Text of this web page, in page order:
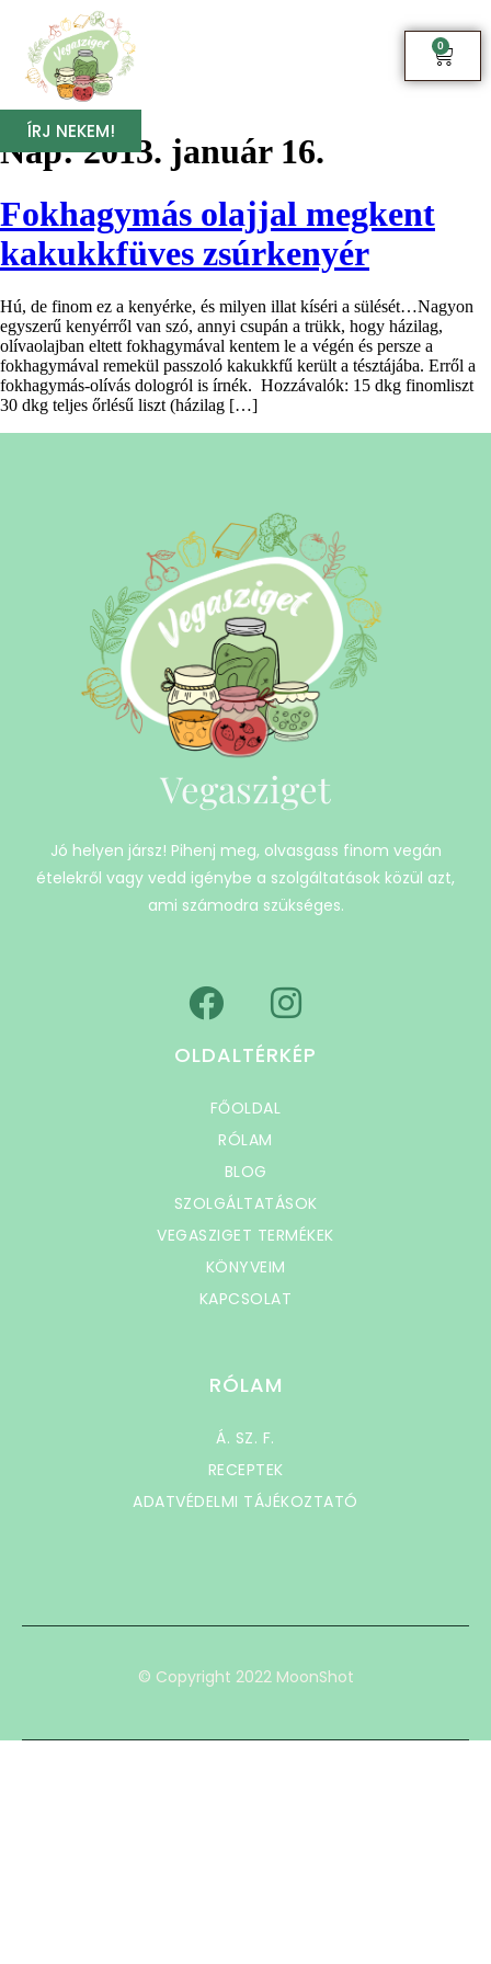
0
ÍRJ NEKEM!
Nap:2013. január 16.
Fokhagymás olajjal megkent
kakukkfüves zsúrkenyér
Hú, de finom ez a kenyérke, és milyen illat kíséri a sülését…Nagyon
egyszerű kenyérről van szó, annyi csupán a trükk, hogy házilag,
olívaolajban eltett fokhagymával kentem le a végén és persze a
fokhagymával remekül passzoló kakukkfű került a tésztájába. Erről a
fokhagymás-olívás dologról is írnék. Hozzávalók: 15 dkg finomliszt
30 dkg teljes őrlésű liszt (házilag […]
Vegasziget
Jó helyen jársz! Pihenj meg, olvasgass finom vegán
ételekről vagy vedd igénybe a szolgáltatások közül azt,
ami számodra szükséges.
OLDALTÉRKÉP
FŐOLDAL
RÓLAM
BLOG
SZOLGÁLTATÁSOK
VEGASZIGET TERMÉKEK
KÖNYVEIM
KAPCSOLAT
RÓLAM
Á. SZ. F.
RECEPTEK
ADATVÉDELMI TÁJÉKOZTATÓ
© Copyright 2022 MoonShot